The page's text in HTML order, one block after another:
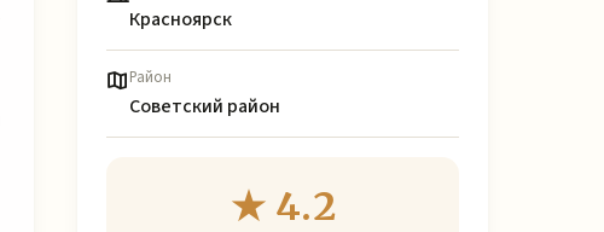
Красноярск
Район
Советский район
★ 4.2